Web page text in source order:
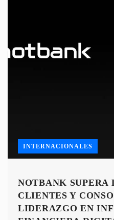
INTERNACIONALES
NOTBANK SUPERA
CLIENTES Y
LIDERAZGO EN